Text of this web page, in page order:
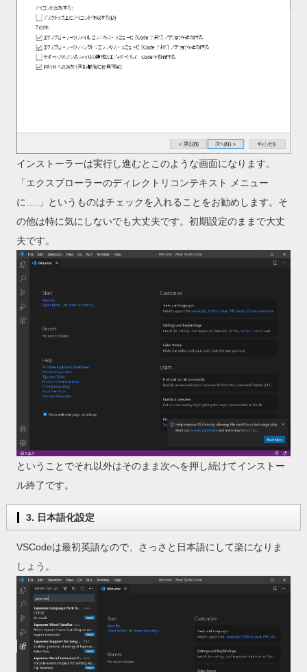
インストーラーは実行し進むとこのような画面になります。
「エクスプローラーのディレクトリコンテキスト メニュー
に….」というものはチェックを入れることをお勧めします。そ
の他は特に気にしないでも大丈夫です。初期設定のままで大丈
夫です。
ということでそれ以外はそのまま次へを押し続けてインストー
ル終了です。
3. 日本語化設定
VSCodeは最初英語なので、さっさと日本語にして楽になりま
しょう。